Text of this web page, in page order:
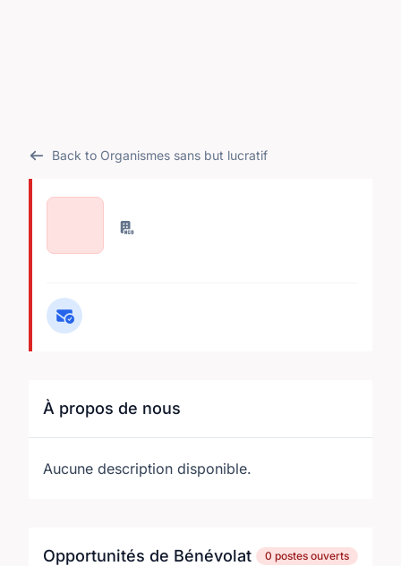
Back to Organismes sans but lucratif
À propos de nous
Aucune description disponible.
Opportunités de Bénévolat 0 postes ouverts